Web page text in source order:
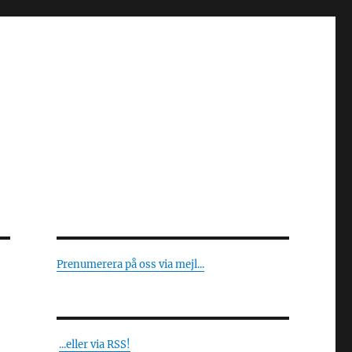
Prenumerera på oss via mejl...
...eller via RSS!